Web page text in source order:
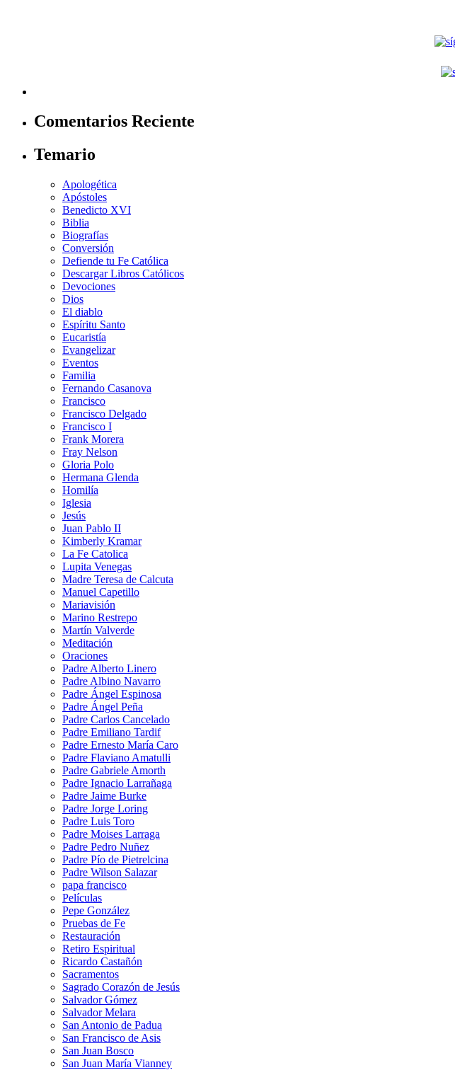
Comentarios Reciente
Temario
Apologética
Apóstoles
Benedicto XVI
Biblia
Biografías
Conversión
Defiende tu Fe Católica
Descargar Libros Católicos
Devociones
Dios
El diablo
Espíritu Santo
Eucaristía
Evangelizar
Eventos
Familia
Fernando Casanova
Francisco
Francisco Delgado
Francisco I
Frank Morera
Fray Nelson
Gloria Polo
Hermana Glenda
Homilía
Iglesia
Jesús
Juan Pablo II
Kimberly Kramar
La Fe Catolica
Lupita Venegas
Madre Teresa de Calcuta
Manuel Capetillo
Mariavisión
Marino Restrepo
Martín Valverde
Meditación
Oraciones
Padre Alberto Linero
Padre Albino Navarro
Padre Ángel Espinosa
Padre Ángel Peña
Padre Carlos Cancelado
Padre Emiliano Tardif
Padre Ernesto María Caro
Padre Flaviano Amatulli
Padre Gabriele Amorth
Padre Ignacio Larrañaga
Padre Jaime Burke
Padre Jorge Loring
Padre Luis Toro
Padre Moises Larraga
Padre Pedro Nuñez
Padre Pío de Pietrelcina
Padre Wilson Salazar
papa francisco
Películas
Pepe González
Pruebas de Fe
Restauración
Retiro Espiritual
Ricardo Castañón
Sacramentos
Sagrado Corazón de Jesús
Salvador Gómez
Salvador Melara
San Antonio de Padua
San Francisco de Asis
San Juan Bosco
San Juan María Vianney